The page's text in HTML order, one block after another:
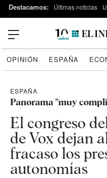
Destacamos: Últimas noticias
OPINIÓN ESPAÑA
ESPAÑA
Panorama "muy
El congreso
de Vox dejan
fracaso los
autonomías